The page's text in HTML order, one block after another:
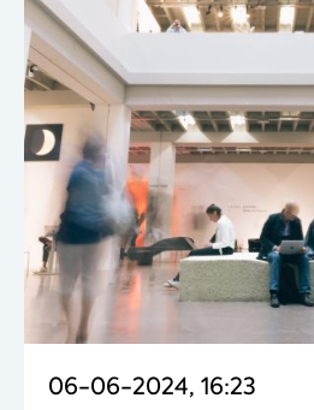
06-06-2024, 16:23